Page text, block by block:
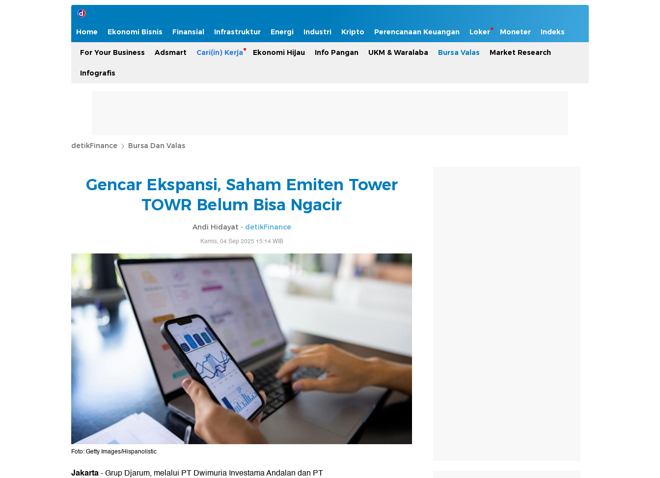
Home Ekonomi Bisnis Finansial Infrastruktur Energi Industri Kripto Perencanaan Keuangan Loker Moneter Indeks
For Your Business Adsmart Cari(in) Kerja Ekonomi Hijau Info Pangan UKM & Waralaba Bursa Valas Market Research
Infografis
detikFinance Bursa Dan Valas
Gencar Ekspansi, Saham Emiten Tower
TOWR Belum Bisa Ngacir
Andi Hidayat - detikFinance
Kamis, 04 Sep 2025 15:14 WIB
Foto: Getty Images/Hispanolistic
Jakarta-Grup Djarum, melalui PT Dwimuria Investama Andalan dan PT